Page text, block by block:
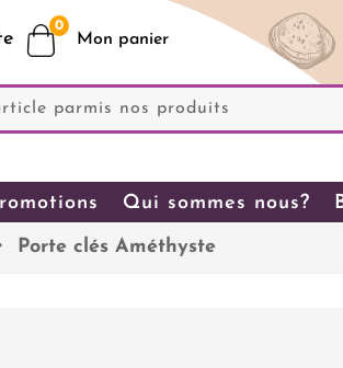
0
Qui sommes nous?
Porte clés Améthyste